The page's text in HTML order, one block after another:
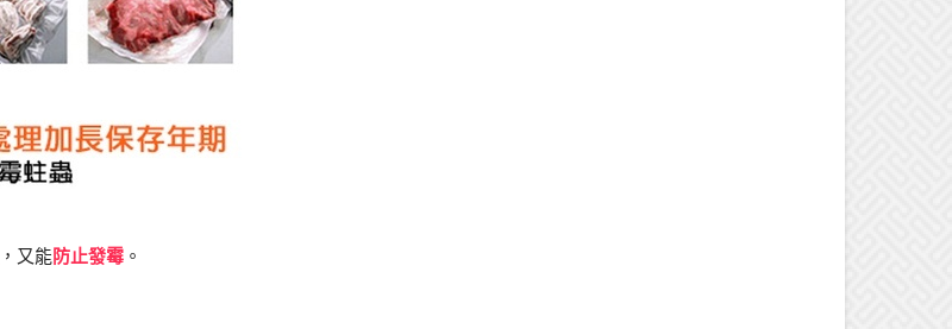
，又能 防止發霉 。